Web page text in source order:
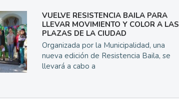
VUELVE RESISTENCIA BAILA PARA
LLEVAR MOVIMIENTO Y COLOR A LAS
PLAZAS DE LA CIUDAD
Organizada por la Municipalidad, una
nueva edición de Resistencia Baila, se
llevará a cabo a